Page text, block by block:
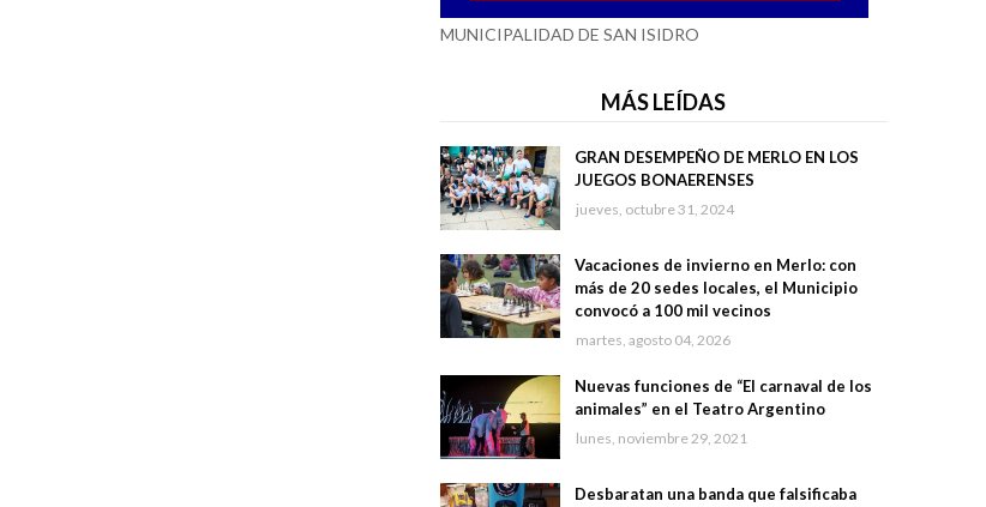
MUNICIPALIDAD DE SAN ISIDRO
MÁS LEÍDAS
GRAN DESEMPEÑO DE MERLO EN LOS
JUEGOS BONAERENSES
jueves, octubre 31, 2024
Vacaciones de invierno en Merlo: con
más de 20 sedes locales, el Municipio
convocó a 100 mil vecinos
martes, agosto 04, 2026
Nuevas funciones de “El carnaval de los
animales” en el Teatro Argentino
lunes, noviembre 29, 2021
Desbaratan una banda que falsificaba